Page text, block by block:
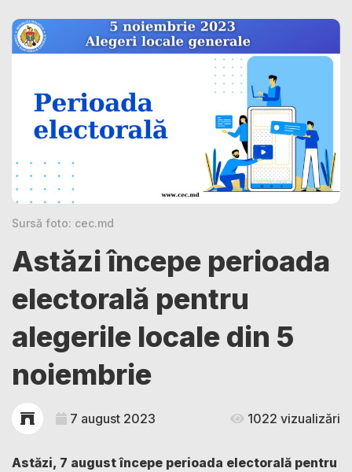
Sursă foto: cec.md
Astăzi începe perioada
electorală pentru
alegerile locale din 5
noiembrie
7 august 2023 1022 vizualizări
Astăzi, 7 august începe perioada electorală pentru